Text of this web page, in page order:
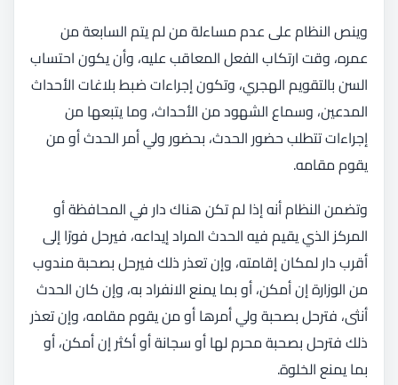
وينص النظام على عدم مساءلة من لم يتم السابعة من
عمره، وقت ارتكاب الفعل المعاقب عليه، وأن يكون احتساب
السن بالتقويم الهجري، وتكون إجراءات ضبط بلاغات الأحداث
المدعين، وسماع الشهود من الأحداث، وما يتبعها من
إجراءات تتطلب حضور الحدث، بحضور ولي أمر الحدث أو من
يقوم مقامه.
وتضمن النظام أنه إذا لم تكن هناك دار في المحافظة أو
المركز الذي يقيم فيه الحدث المراد إيداعه، فيرحل فورًا إلى
أقرب دار لمكان إقامته، وإن تعذر ذلك فيرحل بصحبة مندوب
من الوزارة إن أمكن، أو بما يمنع الانفراد به، وإن كان الحدث
أنثى، فترحل بصحبة ولي أمرها أو من يقوم مقامه، وإن تعذر
ذلك فترحل بصحبة محرم لها أو سجانة أو أكثر إن أمكن، أو
بما يمنع الخلوة.